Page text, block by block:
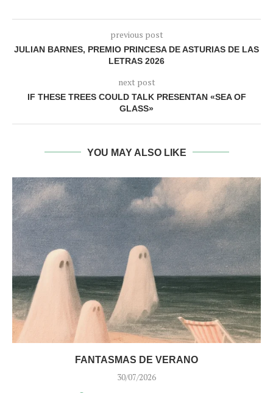
previous post
JULIAN BARNES, PREMIO PRINCESA DE ASTURIAS DE LAS
LETRAS 2026
next post
IF THESE TREES COULD TALK PRESENTAN «SEA OF
GLASS»
YOU MAY ALSO LIKE
FANTASMAS DE VERANO
30/07/2026